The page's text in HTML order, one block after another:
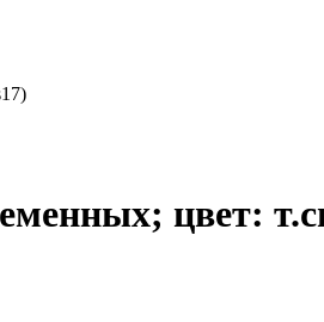
цвет: